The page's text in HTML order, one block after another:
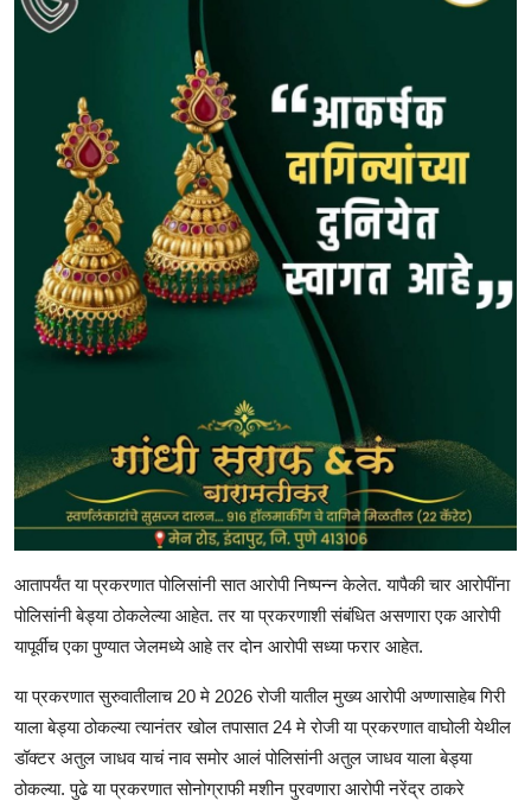
आतापर्यंत या प्रकरणात पोलिसांनी सात आरोपी निष्पन्न केलेत. यापैकी चार आरोपींना
पोलिसांनी बेड्या ठोकलेल्या आहेत. तर या प्रकरणाशी संबंधित असणारा एक आरोपी
यापूर्वीच एका पुण्यात जेलमध्ये आहे तर दोन आरोपी सध्या फरार आहेत.
या प्रकरणात सुरुवातीलाच 20 मे 2026 रोजी यातील मुख्य आरोपी अण्णासाहेब गिरी
याला बेड्या ठोकल्या त्यानंतर खोल तपासात 24 मे रोजी या प्रकरणात वाघोली येथील
डॉक्टर अतुल जाधव याचं नाव समोर आलं पोलिसांनी अतुल जाधव याला बेड्या
ठोकल्या. पुढे या प्रकरणात सोनोग्राफी मशीन पुरवणारा आरोपी नरेंद्र ठाकरे